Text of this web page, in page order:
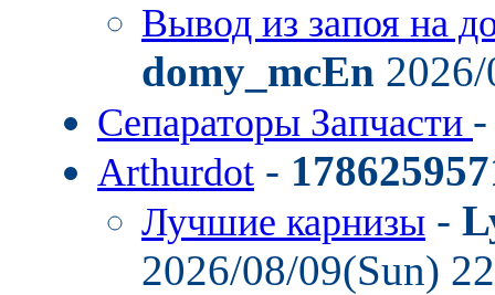
Вывод из запоя на
domy_mcEn
Сепараторы Запчасти
Arthurdot -
Лучшие карнизы -
2026/08/09(Sun)